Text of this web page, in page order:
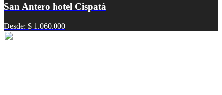
San Antero hotel Cispatá
Desde: $ 1.060.000